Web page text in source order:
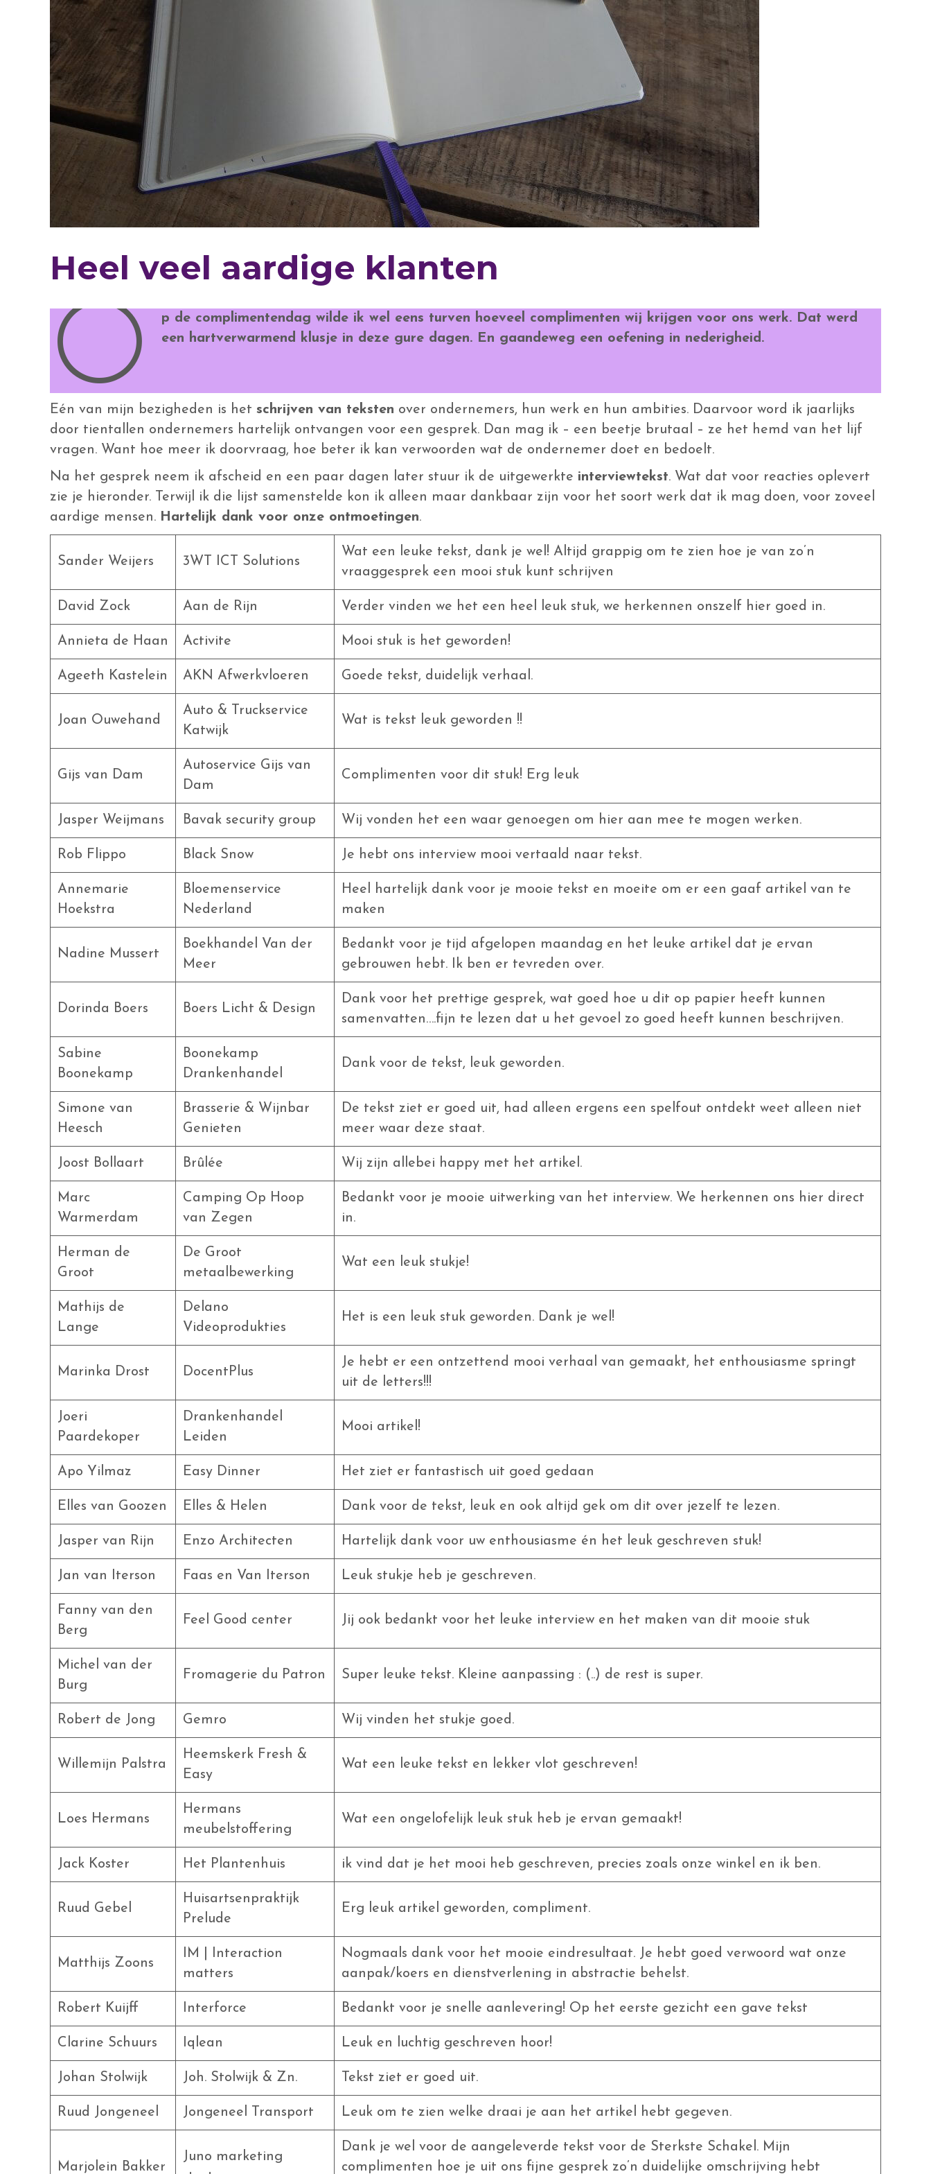
Heel veel aardige klanten
O
p de complimentendag wilde ik wel eens turven hoeveel complimenten wij krijgen voor ons werk. Dat werd
een hartverwarmend klusje in deze gure dagen. En gaandeweg een oefening in nederigheid.
Eén van mijn bezigheden is het schrijven van teksten over ondernemers, hun werk en hun ambities. Daarvoor word ik jaarlijks
door tientallen ondernemers hartelijk ontvangen voor een gesprek. Dan mag ik – een beetje brutaal – ze het hemd van het lijf
vragen. Want hoe meer ik doorvraag, hoe beter ik kan verwoorden wat de ondernemer doet en bedoelt.
Na het gesprek neem ik afscheid en een paar dagen later stuur ik de uitgewerkte interviewtekst. Wat dat voor reacties oplevert
zie je hieronder. Terwijl ik die lijst samenstelde kon ik alleen maar dankbaar zijn voor het soort werk dat ik mag doen, voor zoveel
aardige mensen. Hartelijk dank voor onze ontmoetingen.
Sander Weijers 3WT ICT Solutions
Wat een leuke tekst, dank je wel! Altijd grappig om te zien hoe je van zo’n
vraaggesprek een mooi stuk kunt schrijven
David Zock Aan de Rijn Verder vinden we het een heel leuk stuk, we herkennen onszelf hier goed in.
Annieta de Haan Activite Mooi stuk is het geworden!
Ageeth Kastelein AKN Afwerkvloeren Goede tekst, duidelijk verhaal.
Joan Ouwehand
Auto & Truckservice
Katwijk
Wat is tekst leuk geworden !!
Gijs van Dam
Autoservice Gijs van
Dam
Complimenten voor dit stuk! Erg leuk
Jasper Weijmans Bavak security group Wij vonden het een waar genoegen om hier aan mee te mogen werken.
Rob Flippo Black Snow Je hebt ons interview mooi vertaald naar tekst.
Annemarie
Hoekstra
Bloemenservice
Nederland
Heel hartelijk dank voor je mooie tekst en moeite om er een gaaf artikel van te
maken
Nadine Mussert
Boekhandel Van der
Meer
Bedankt voor je tijd afgelopen maandag en het leuke artikel dat je ervan
gebrouwen hebt. Ik ben er tevreden over.
Dorinda Boers Boers Licht & Design
Dank voor het prettige gesprek, wat goed hoe u dit op papier heeft kunnen
samenvatten….fijn te lezen dat u het gevoel zo goed heeft kunnen beschrijven.
Sabine
Boonekamp
Boonekamp
Drankenhandel
Dank voor de tekst, leuk geworden.
Simone van
Heesch
Brasserie & Wijnbar
Genieten
De tekst ziet er goed uit, had alleen ergens een spelfout ontdekt weet alleen niet
meer waar deze staat.
Joost Bollaart Brûlée Wij zijn allebei happy met het artikel.
Marc
Warmerdam
Camping Op Hoop
van Zegen
Bedankt voor je mooie uitwerking van het interview. We herkennen ons hier direct
in.
Herman de
Groot
De Groot
metaalbewerking
Wat een leuk stukje!
Mathijs de
Lange
Delano
Videoprodukties
Het is een leuk stuk geworden. Dank je wel!
Marinka Drost DocentPlus
Je hebt er een ontzettend mooi verhaal van gemaakt, het enthousiasme springt
uit de letters!!!
Joeri
Paardekoper
Drankenhandel
Leiden
Mooi artikel!
Apo Yilmaz Easy Dinner Het ziet er fantastisch uit goed gedaan
Elles van Goozen Elles & Helen Dank voor de tekst, leuk en ook altijd gek om dit over jezelf te lezen.
Jasper van Rijn Enzo Architecten Hartelijk dank voor uw enthousiasme én het leuk geschreven stuk!
Jan van Iterson Faas en Van Iterson Leuk stukje heb je geschreven.
Fanny van den
Berg
Feel Good center Jij ook bedankt voor het leuke interview en het maken van dit mooie stuk
Michel van der
Burg
Fromagerie du Patron Super leuke tekst. Kleine aanpassing : (..) de rest is super.
Robert de Jong Gemro Wij vinden het stukje goed.
Willemijn Palstra
Heemskerk Fresh &
Easy
Wat een leuke tekst en lekker vlot geschreven!
Loes Hermans
Hermans
meubelstoffering
Wat een ongelofelijk leuk stuk heb je ervan gemaakt!
Jack Koster Het Plantenhuis ik vind dat je het mooi heb geschreven, precies zoals onze winkel en ik ben.
Ruud Gebel
Huisartsenpraktijk
Prelude
Erg leuk artikel geworden, compliment.
Matthijs Zoons
IM | Interaction
matters
Nogmaals dank voor het mooie eindresultaat. Je hebt goed verwoord wat onze
aanpak/koers en dienstverlening in abstractie behelst.
Robert Kuijff Interforce Bedankt voor je snelle aanlevering! Op het eerste gezicht een gave tekst
Clarine Schuurs Iqlean Leuk en luchtig geschreven hoor!
Johan Stolwijk Joh. Stolwijk & Zn. Tekst ziet er goed uit.
Ruud Jongeneel Jongeneel Transport Leuk om te zien welke draai je aan het artikel hebt gegeven.
Marjolein Bakker
Juno marketing
Dank je wel voor de aangeleverde tekst voor de Sterkste Schakel. Mijn
complimenten hoe je uit ons fijne gesprek zo’n duidelijke omschrijving hebt